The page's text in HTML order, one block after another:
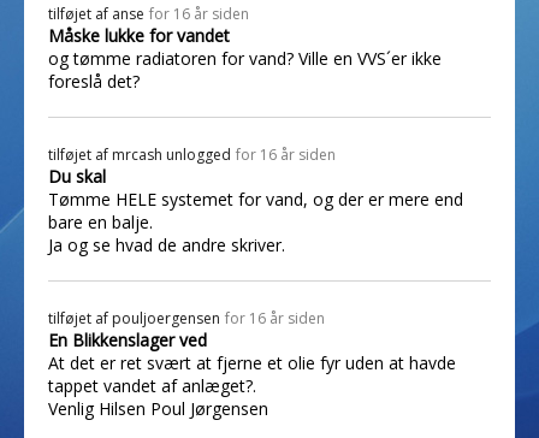
tilføjet af anse for 16 år siden
Måske lukke for vandet
og tømme radiatoren for vand? Ville en VVS´er ikke
foreslå det?
tilføjet af mrcash unlogged for 16 år siden
Du skal
Tømme HELE systemet for vand, og der er mere end
bare en balje.
Ja og se hvad de andre skriver.
tilføjet af pouljoergensen for 16 år siden
En Blikkenslager ved
At det er ret svært at fjerne et olie fyr uden at havde
tappet vandet af anlæget?.
Venlig Hilsen Poul Jørgensen